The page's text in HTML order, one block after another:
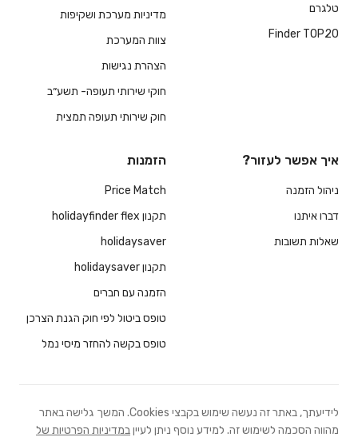
טלגרם
Finder TOP20
מדיניות מערכת ושקיפות
צוות המערכת
הצהרת נגישות
חוקי שירותי תעופה- תשע״ב
חוק שירותי תעופה תמצית
איך אפשר לעזור?
ניהול הזמנה
דברו איתנו
שאלות תשובות
הזמנות
Price Match
תקנון holidayfinder flex
holidaysaver
תקנון holidaysaver
הזמנה עם חברים
טופס ביטול לפי חוק הגנת הצרכן
טופס בקשה להחזר מיסי נמל
לידיעתך, באתר זה נעשה שימוש בקבצי Cookies. המשך גלישה באתר
מהווה הסכמה לשימוש זה. למידע נוסף ניתן לעייןבמדיניות הפרטיות של